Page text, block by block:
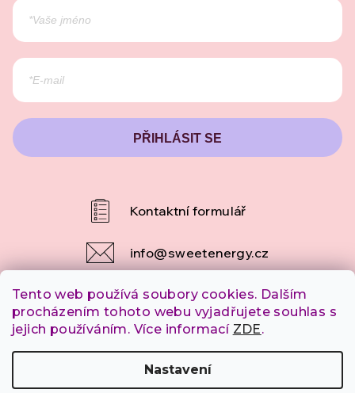
Tento web používá soubory cookies. Dalším
procházením tohoto webu vyjadřujete souhlas s
jejich používáním. Více informací ZDE.
Nastavení
PŘIHLÁSIT SE
info@sweetenergy.cz
+420 607 253 790
SweetEnergy.cz
vyhrazena.